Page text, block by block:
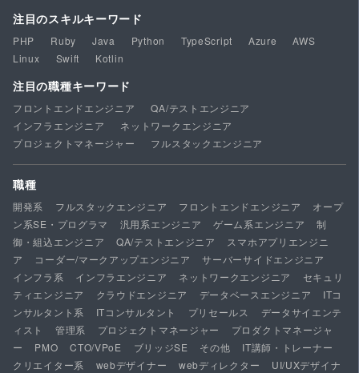
注目のスキルキーワード
PHP Ruby Java Python TypeScript Azure
AWS
Linux
Swift Kotlin
注目の職種キーワード
フロントエンドエンジニア
QA/テストエンジニア
インフラエンジニア
ネットワークエンジニア
プロジェクトマネージャー
フルスタックエンジニア
職種
開発系 フルスタックエンジニア フロントエンドエンジニア
オープ
ン系SE・プログラマ
汎用系エンジニア ゲーム系エンジニア
制
御・組込エンジニア
QA/テストエンジニア
スマホアプリエンジニ
ア
コーダー/マークアップエンジニア
サーバーサイドエンジニア
インフラ系
インフラエンジニア ネットワークエンジニア
セキュリ
ティエンジニア
クラウドエンジニア データベースエンジニア
ITコ
ンサルタント系
ITコンサルタント プリセールス
データサイエンテ
ィスト
管理系 プロジェクトマネージャー
プロダクトマネージャ
ー
PMO CTO/VPoE ブリッジSE その他
IT講師・トレーナー
クリエイター系
webデザイナー webディレクター
UI/UXデザイナ